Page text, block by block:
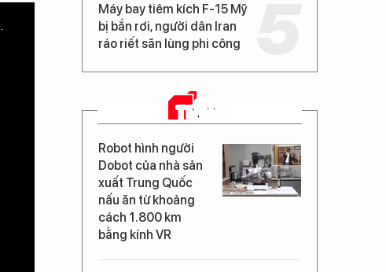
Máy bay tiêm kích F-15 Mỹ
bị bắn rơi, người dân Iran
ráo riết săn lùng phi công
TIN MỚI
Robot hình người
Dobot của nhà sản
xuất Trung Quốc
nấu ăn từ khoảng
cách 1.800 km
bằng kính VR